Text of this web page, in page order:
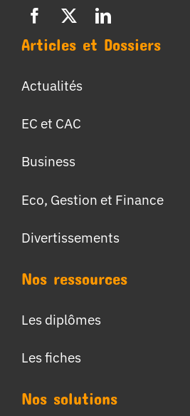
Articles et Dossiers
Actualités
EC et CAC
Business
Eco, Gestion et Finance
Divertissements
Nos ressources
Les diplômes
Les fiches
Nos solutions